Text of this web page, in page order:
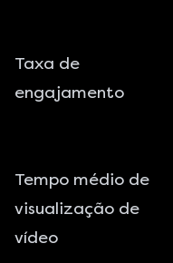
Taxa de
engajamento
Tempo médio de
visualização de
vídeo